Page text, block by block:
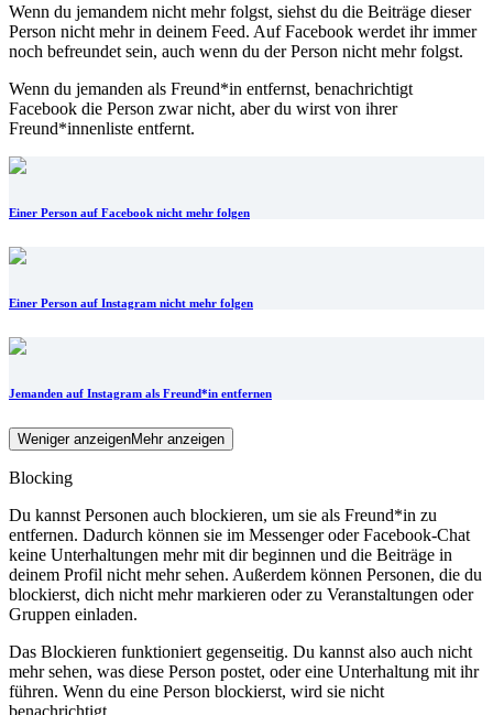
Wenn du jemandem nicht mehr folgst, siehst du die Beiträge dieser
Person nicht mehr in deinem Feed. Auf Facebook werdet ihr immer
noch befreundet sein, auch wenn du der Person nicht mehr folgst.
Wenn du jemanden als Freund*in entfernst, benachrichtigt
Facebook die Person zwar nicht, aber du wirst von ihrer
Freund*innenliste entfernt.
Einer Person auf Facebook nicht mehr folgen
Einer Person auf Instagram nicht mehr folgen
Jemanden auf Instagram als Freund*in entfernen
Weniger anzeigenMehr anzeigen
Blocking
Du kannst Personen auch blockieren, um sie als Freund*in zu
entfernen. Dadurch können sie im Messenger oder Facebook-Chat
keine Unterhaltungen mehr mit dir beginnen und die Beiträge in
deinem Profil nicht mehr sehen. Außerdem können Personen, die du
blockierst, dich nicht mehr markieren oder zu Veranstaltungen oder
Gruppen einladen.
Das Blockieren funktioniert gegenseitig. Du kannst also auch nicht
mehr sehen, was diese Person postet, oder eine Unterhaltung mit ihr
führen. Wenn du eine Person blockierst, wird sie nicht
benachrichtigt.